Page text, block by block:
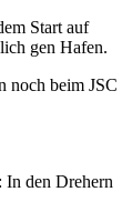
Start auf
gen Hafen.
noch beim JSC
In den Drehern